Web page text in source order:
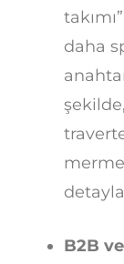
daha
B2B